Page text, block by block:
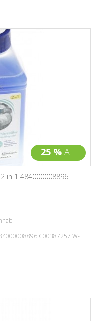
25 % AL.
in 1 484000008896
C00387257 W-